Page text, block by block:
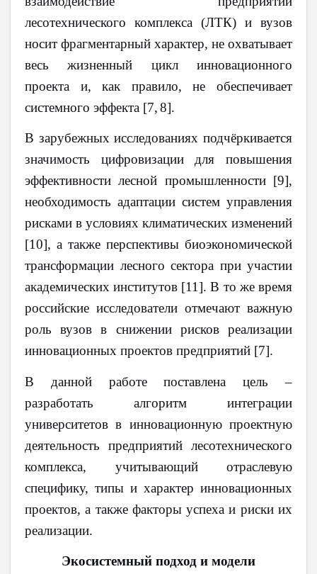
лесотехнического комплекса (ЛТК) и вузов
носит фрагментарный характер, не охватывает
весь жизненный цикл инновационного
проекта и, как правило, не обеспечивает
системного эффекта [7,8].
В зарубежных исследованиях подчёркивается
значимость цифровизации для повышения
эффективности лесной промышленности [9],
необходимость адаптации систем управления
рисками в условиях климатических изменений
[10], а также перспективы биоэкономической
трансформации лесного сектора при участии
академических институтов [11]. В то же время
российские исследователи отмечают важную
роль вузов в снижении рисков реализации
инновационных проектов предприятий [7].
В данной работе поставлена цель –
разработать алгоритм интеграции
университетов в инновационную проектную
деятельность предприятий лесотехнического
комплекса, учитывающий отраслевую
специфику, типы и характер инновационных
проектов, а также факторы успеха и риски их
реализации.
Экосистемный подход и модели